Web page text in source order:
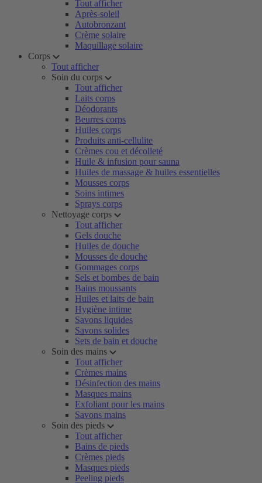
Tout afficher
Après-soleil
Autobronzant
Crème solaire
Maquillage solaire
Corps
Tout afficher
Soin du corps
Tout afficher
Laits corps
Déodorants
Beurres corps
Huiles corps
Produits anti-cellulite
Crèmes cou et décolleté
Huile & infusion pour sauna
Huiles de massage & huiles essentielles
Mousses corps
Soins intimes
Sprays corps
Nettoyage corps
Tout afficher
Gels douche
Huiles de douche
Mousses de douche
Gommages corps
Sels et bombes de bain
Bains moussants
Huiles et laits de bain
Hygiène intime
Savons liquides
Savons solides
Sets de bain et douche
Soin des mains
Tout afficher
Crèmes mains
Désinfection des mains
Masques mains
Exfoliant pour les mains
Savons mains
Soin des pieds
Tout afficher
Bains de pieds
Crèmes pieds
Masques pieds
Peeling pieds